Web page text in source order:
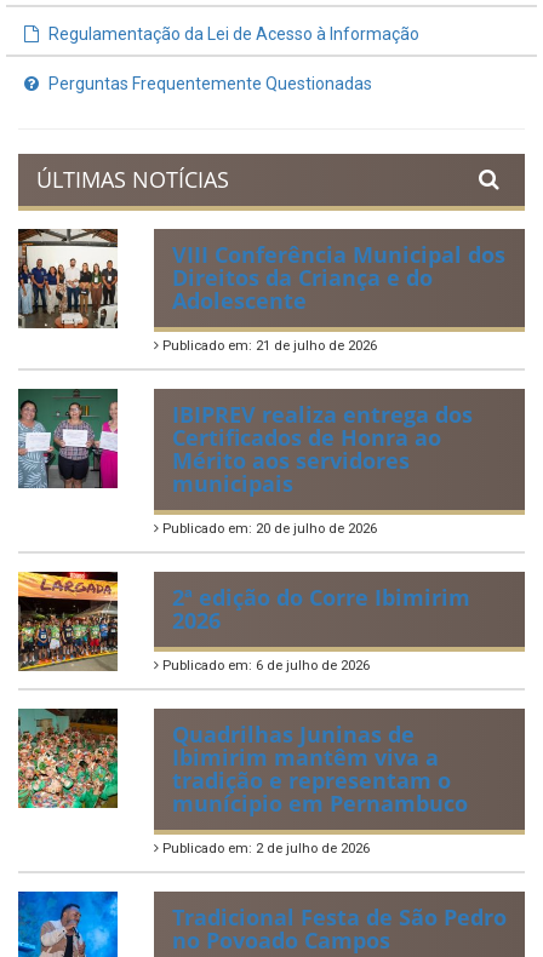
Regulamentação da Lei de Acesso à Informação
Perguntas Frequentemente Questionadas
ÚLTIMAS NOTÍCIAS
VIII Conferência Municipal dos
Direitos da Criança e do
Adolescente
Publicado em: 21 de julho de 2026
IBIPREV realiza entrega dos
Certificados de Honra ao
Mérito aos servidores
municipais
Publicado em: 20 de julho de 2026
2ª edição do Corre Ibimirim
2026
Publicado em: 6 de julho de 2026
Quadrilhas Juninas de
Ibimirim mantêm viva a
tradição e representam o
munícipio em Pernambuco
Publicado em: 2 de julho de 2026
Tradicional Festa de São Pedro
no Povoado Campos